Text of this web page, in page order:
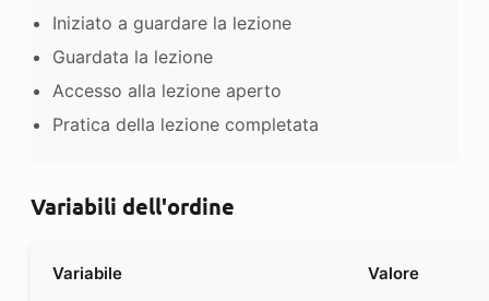
Iniziato a guardare la lezione
Guardata la lezione
Accesso alla lezione aperto
Pratica della lezione completata
Variabili dell'ordine
Variabile Valore